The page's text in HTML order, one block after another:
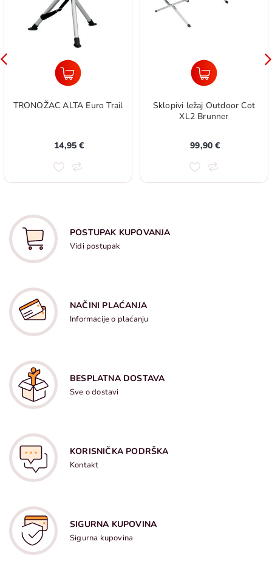
TRONOŽAC ALTA Euro Trail
14,95 €
Sklopivi ležaj Outdoor Cot
XL2 Brunner
99,90 €
POSTUPAK KUPOVANJA
Vidi postupak
NAČINI PLAĆANJA
Informacije o plaćanju
BESPLATNA DOSTAVA
Sve o dostavi
KORISNIČKA PODRŠKA
Kontakt
SIGURNA KUPOVINA
Sigurna kupovina